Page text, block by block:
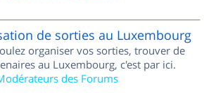
de sorties au Luxembourg
organiser vos sorties, trouver de
au Luxembourg, c'est par ici.
des Forums